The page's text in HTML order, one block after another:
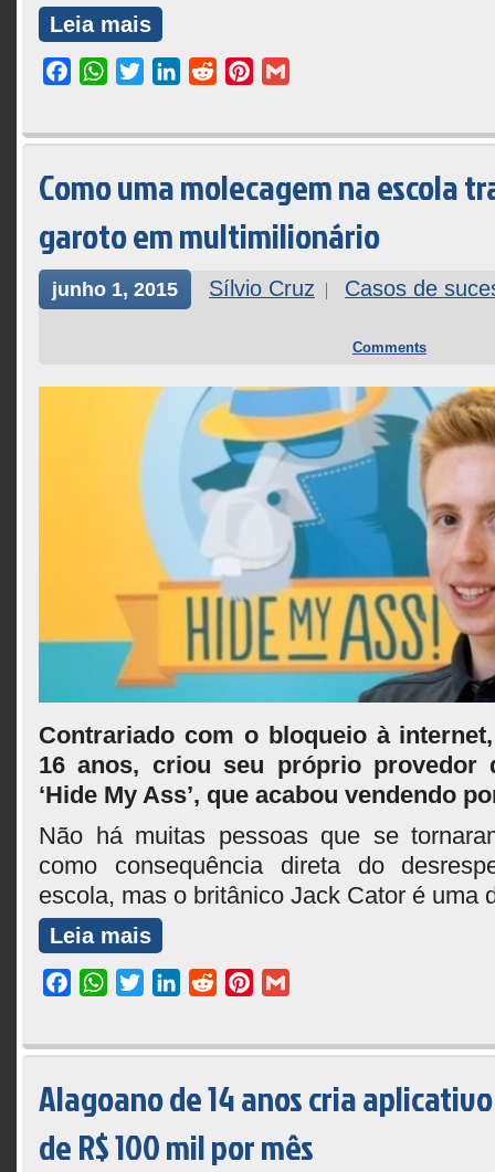
Leia mais
FacebookWhatsApp
TwitterLinkedInRedditPinterest
Como uma molecagem na escola
garoto em multimilionário
junho 1, 2015 Sílvio Cruz Casos de
Comments
Contrariado com o bloqueio à
16 anos, criou seu próprio provedor
‘Hide My Ass’, que acabou vendendo
Não há muitas pessoas que se
como consequência direta do
escola, mas o britânico Jack Cator é uma
Leia mais
FacebookWhatsApp
TwitterLinkedInRedditPinterest
Alagoano de 14 anos cria
de R$ 100 mil por mês